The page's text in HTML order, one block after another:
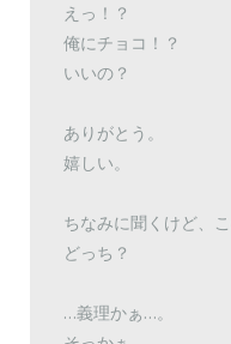
えっ！？
俺にチョコ！？
いいの？
ありがとう。
嬉しい。
ちなみに聞くけど、
どっち？
…義理かぁ…。